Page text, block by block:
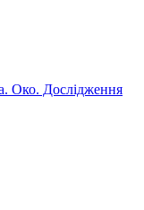
Око. Дослідження